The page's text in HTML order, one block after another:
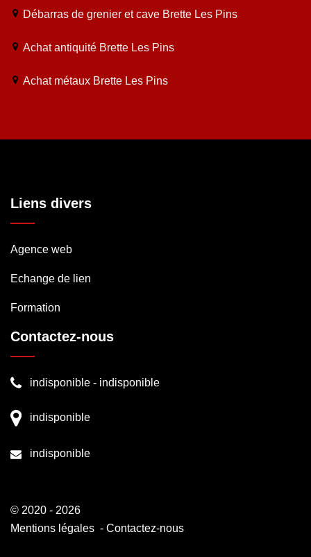
Débarras de grenier et cave Brette Les Pins
Achat antiquité Brette Les Pins
Achat métaux Brette Les Pins
Liens divers
Agence web
Echange de lien
Formation
Contactez-nous
indisponible - indisponible
indisponible
indisponible
© 2020 - 2026
Mentions légales - Contactez-nous